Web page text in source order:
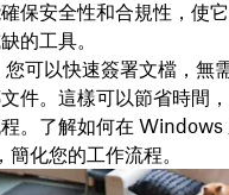
保安全性和合規性，使
的工具。
可以快速簽署文檔，無
件。這樣可以節省時間
。了解如何在 Windows
化您的工作流程。